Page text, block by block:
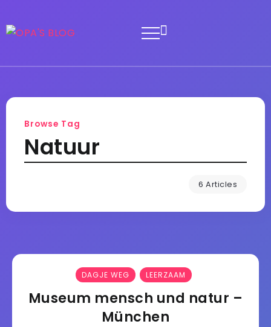
Browse Tag
Natuur
6 Articles
DAGJE WEG LEERZAAM
Museum mensch und natur –
München